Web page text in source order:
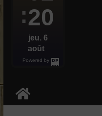
Powered by
20
jeu. 6
août